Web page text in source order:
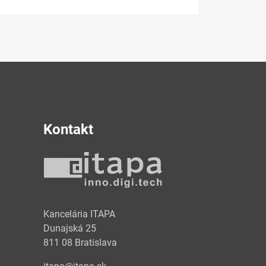
Kontakt
Kancelária ITAPA
Dunajská 25
811 08 Bratislava